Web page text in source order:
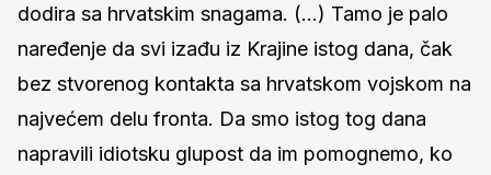
dodira sa hrvatskim snagama. (...) Tamo je palo
naređenje da svi izađu iz Krajine istog dana, čak
bez stvorenog kontakta sa hrvatskom vojskom na
najvećem delu fronta. Da smo istog tog dana
napravili idiotsku glupost da im pomognemo, ko